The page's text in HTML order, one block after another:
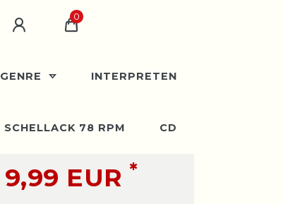
0
GENRE INTERPRETEN
SCHELLACK 78 RPM CD
9,99 EUR *